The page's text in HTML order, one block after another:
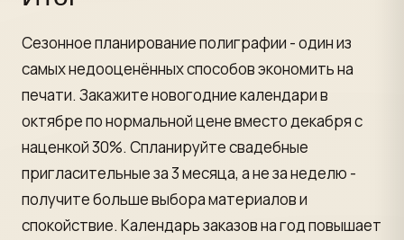
Сезонное планирование полиграфии - один из
самых недооценённых способов экономить на
печати. Закажите новогодние календари в
октябре по нормальной цене вместо декабря с
наценкой 30%. Спланируйте свадебные
пригласительные за 3 месяца, а не за неделю -
получите больше выбора материалов и
спокойствие. Календарь заказов на год повышает